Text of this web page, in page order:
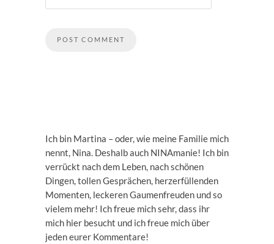
Ich bin Martina – oder, wie meine Familie mich
nennt, Nina. Deshalb auch NINAmanie! Ich bin
verrückt nach dem Leben, nach schönen
Dingen, tollen Gesprächen, herzerfüllenden
Momenten, leckeren Gaumenfreuden und so
vielem mehr! Ich freue mich sehr, dass ihr
mich hier besucht und ich freue mich über
jeden eurer Kommentare!